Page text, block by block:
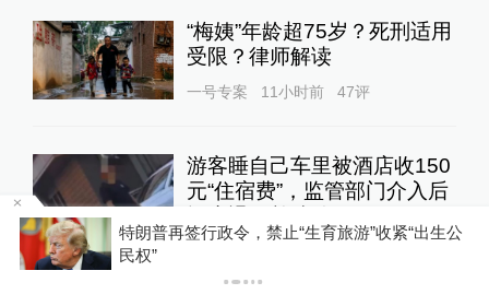
“梅姨”年龄超75岁？死刑适用
受限？律师解读
一号专案 11小时前 47评
游客睡自己车里被酒店收150
元“住宿费”，监管部门介入后
特朗普再签行政令，禁止“生育旅游”收紧“出生公
民权”